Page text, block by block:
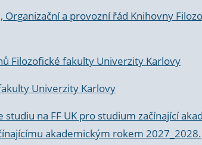
a provozní řád Knihovny
Filozofické fakulty Univerzity Karlovy
Univerzity Karlovy
na FF UK pro studium začínající
akademickým rokem